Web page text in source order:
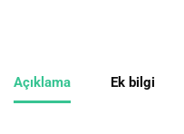
Açıklama Ek bilgi